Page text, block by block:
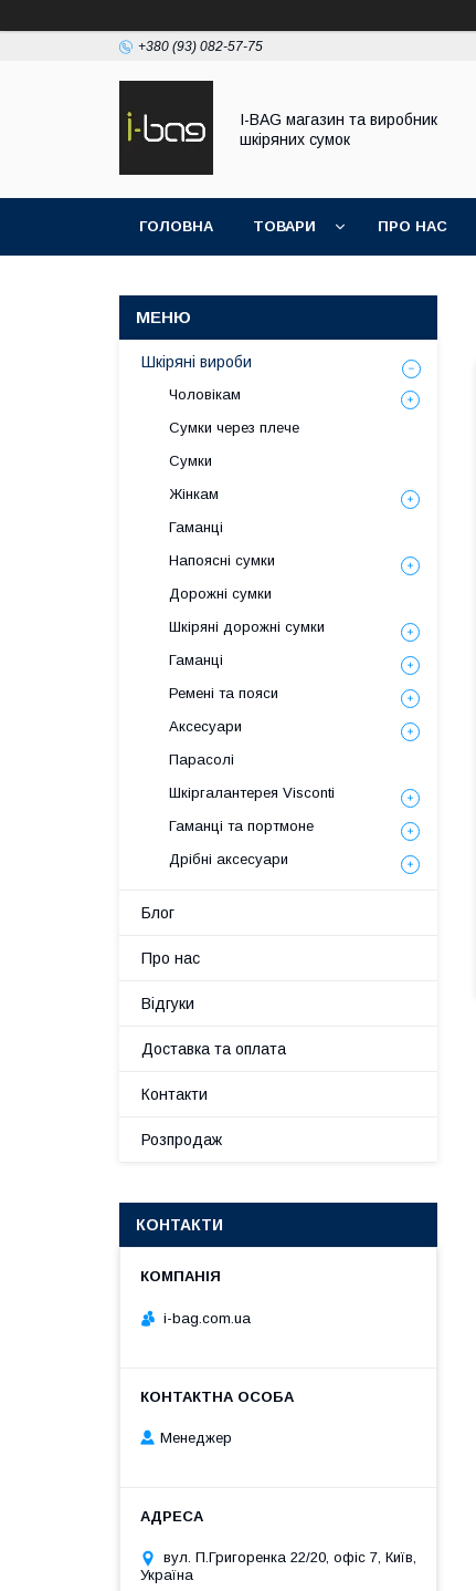
+380 (93) 082-57-75
I-BAG магазин та виробник
шкіряних сумок
ГОЛОВНА ТОВАРИ ПРО НАС
Шкіряні вироби
Чоловікам
Сумки через плече
Сумки
Жінкам
Гаманці
Напоясні сумки
Дорожні сумки
Шкіряні дорожні сумки
Гаманці
Ремені та пояси
Аксесуари
Парасолі
Шкіргалантерея Visconti
Гаманці та портмоне
Дрібні аксесуари
Блог
Про нас
Відгуки
Доставка та оплата
Контакти
Розпродаж
КОНТАКТИ
i-bag.com.ua
Менеджер
вул. П.Григоренка 22/20, офіс 7, Київ,
Україна